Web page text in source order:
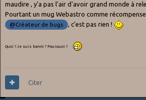
maudire , y'a pas l'air d'avoir grand monde à
Pourtant un mug Webastro comme
@Créateur de bugs , c'est pas rien !
Quoi ? Je suis banni ? Pourquoi ?
Citer